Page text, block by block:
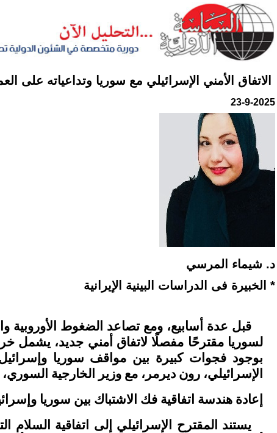
الاتفاق الأمني الإسرائيلي مع سوريا وتداعياته على
23-9-2025
د. شيماء المرسي
* الخبيرة فى الدراسات البينية الإيرانية
قبل عدة أسابيع، ومع تصاعد الضغوط الأوروبية
لسوريا مقترحًا مفصلًا لاتفاق أمني جديد، يشمل
بوجود فجوات كبيرة بين مواقف سوريا وإسرائيل
الإسرائيلي، رون ديرمر، مع وزير الخارجية
إعادة هندسة اتفاقية فك الاشتباك بين سوريا